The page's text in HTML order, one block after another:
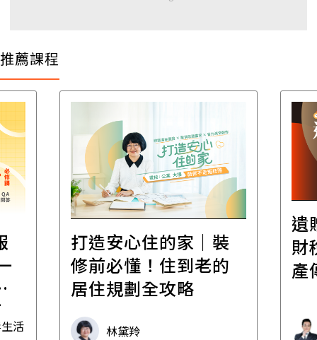
推薦課程
活
打造安心住的家｜裝
修前必懂！住到老的
居住規劃全攻略
林黛羚
遺
財
產